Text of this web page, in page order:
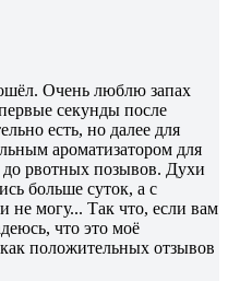
Очень люблю запах
секунды после
есть, но далее для
ароматизатором для
до рвотных позывов. Духи
больше суток, а с
не могу... Так что, если вам
что это моё
положительных отзывов